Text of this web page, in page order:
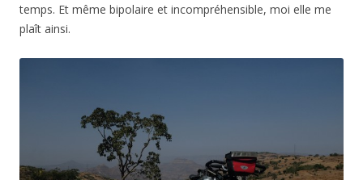
temps. Et même bipolaire et incompréhensible, moi elle me
plaît ainsi.